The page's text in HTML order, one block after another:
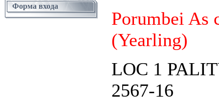
Форма входа
Porumbei As
(Yearling)
LOC 1
2567-16